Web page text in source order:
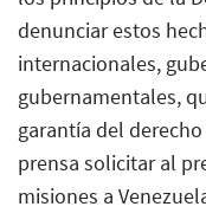
denunciar estos
internacionales,
gubernamentales,
garantía del
prensa solicitar al
misiones a